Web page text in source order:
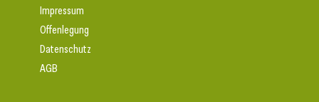
Impressum
Offenlegung
Datenschutz
AGB